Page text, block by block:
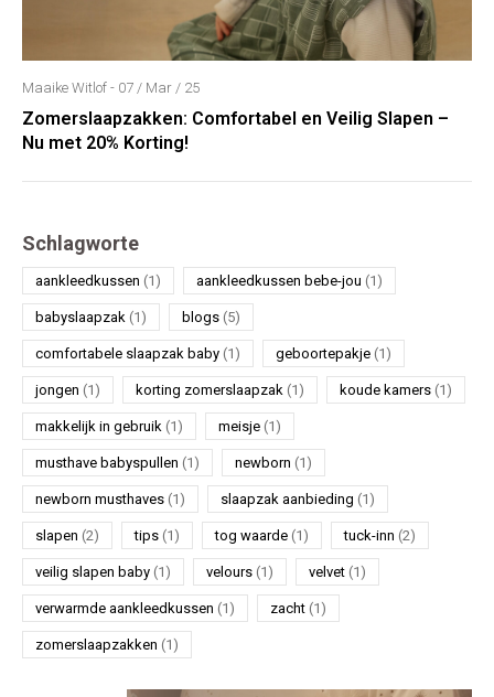
Maaike Witlof - 07 / Mar / 25
Zomerslaapzakken: Comfortabel en Veilig Slapen –
Nu met 20% Korting!
Schlagworte
aankleedkussen (1) aankleedkussen bebe-jou (1)
babyslaapzak (1) blogs (5)
comfortabele slaapzak baby (1) geboortepakje (1)
jongen (1) korting zomerslaapzak (1) koude kamers (1)
makkelijk in gebruik (1) meisje (1)
musthave babyspullen (1) newborn (1)
newborn musthaves (1) slaapzak aanbieding (1)
slapen (2) tips (1) tog waarde (1) tuck-inn (2)
veilig slapen baby (1) velours (1) velvet (1)
verwarmde aankleedkussen (1) zacht (1)
zomerslaapzakken (1)